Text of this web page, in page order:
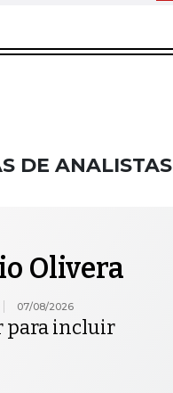
DE ANALISTAS
Olivera
07/08/2026
para incluir